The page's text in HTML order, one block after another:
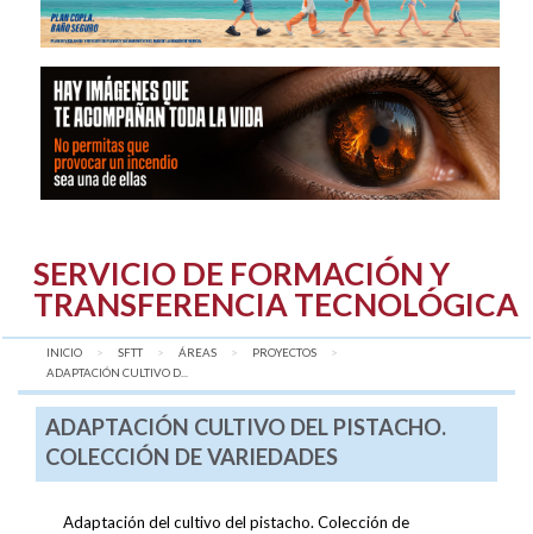
SERVICIO DE FORMACIÓN Y
TRANSFERENCIA TECNOLÓGICA
INICIO SFTT ÁREAS
PROYECTOS
AQUÍ:
ADAPTACIÓN CULTIVO D...
ADAPTACIÓN CULTIVO DEL PISTACHO.
COLECCIÓN DE VARIEDADES
Adaptación del cultivo del pistacho. Colección de